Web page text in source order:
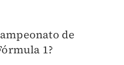
de
1?